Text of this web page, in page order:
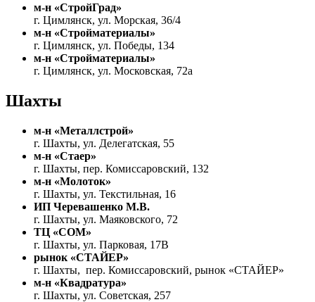
м-н «СтройГрад»
г. Цимлянск, ул. Морская, 36/4
м-н «Стройматериалы»
г. Цимлянск, ул. Победы, 134
м-н «Стройматериалы»
г. Цимлянск, ул. Московская, 72а
Шахты
м-н «Металлстрой»
г. Шахты, ул. Делегатская, 55
м-н «Стаер»
г. Шахты, пер. Комиссаровский, 132
м-н «Молоток»
г. Шахты, ул. Текстильная, 16
ИП Черевашенко М.В.
г. Шахты, ул. Маяковского, 72
ТЦ «СОМ»
г. Шахты, ул. Парковая, 17В
рынок «СТАЙЕР»
г. Шахты, пер. Комиссаровский, рынок «СТАЙЕР»
м-н «Квадратура»
г. Шахты, ул. Советская, 257